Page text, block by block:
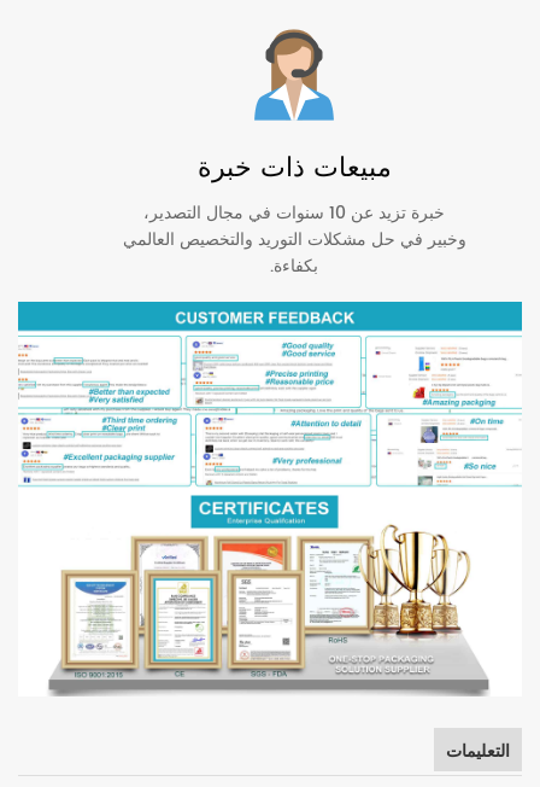
مبيعات ذات خبرة
خبرة تزيد عن 10 سنوات في مجال التصدير،
وخبير في حل مشكلات التوريد والتخصيص العالمي
بكفاءة.
التعليمات